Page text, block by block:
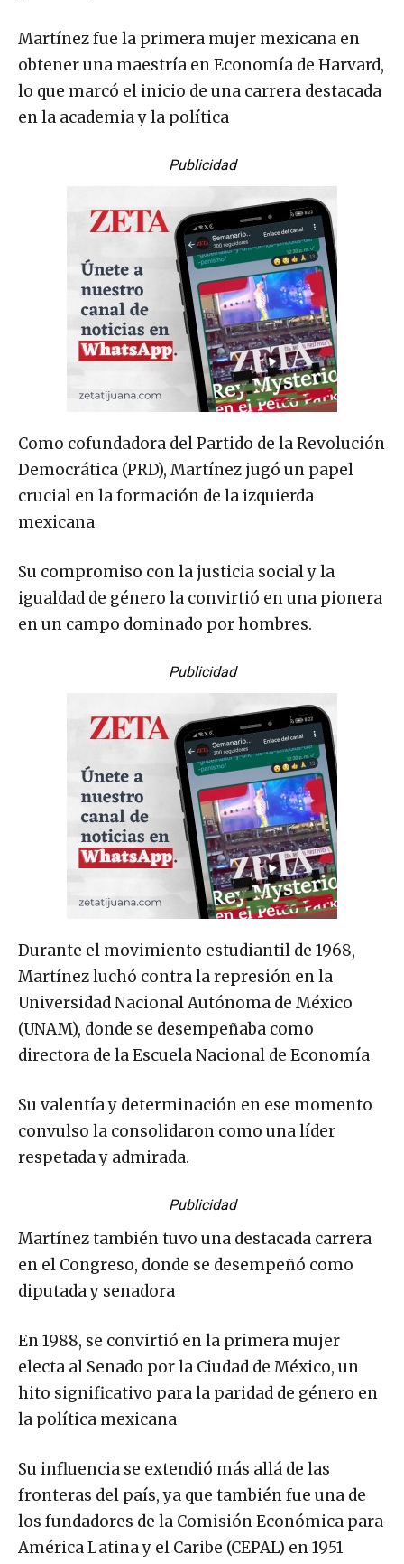
Martínez fue la primera mujer mexicana en
obtener una maestría en Economía de Harvard,
lo que marcó el inicio de una carrera destacada
en la academia y la política
Publicidad
Como cofundadora del Partido de la Revolución
Democrática (PRD), Martínez jugó un papel
crucial en la formación de la izquierda
mexicana
Su compromiso con la justicia social y la
igualdad de género la convirtió en una pionera
en un campo dominado por hombres.
Publicidad
Durante el movimiento estudiantil de 1968,
Martínez luchó contra la represión en la
Universidad Nacional Autónoma de México
(UNAM), donde se desempeñaba como
directora de la Escuela Nacional de Economía
Su valentía y determinación en ese momento
convulso la consolidaron como una líder
respetada y admirada.
Publicidad
Martínez también tuvo una destacada carrera
en el Congreso, donde se desempeñó como
diputada y senadora
En 1988, se convirtió en la primera mujer
electa al Senado por la Ciudad de México, un
hito significativo para la paridad de género en
la política mexicana
Su influencia se extendió más allá de las
fronteras del país, ya que también fue una de
los fundadores de la Comisión Económica para
América Latina y el Caribe (CEPAL) en 1951